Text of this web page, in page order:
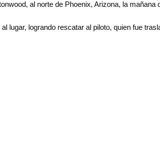
al norte de Phoenix, Arizona, la
lugar, logrando rescatar al piloto, quien fue